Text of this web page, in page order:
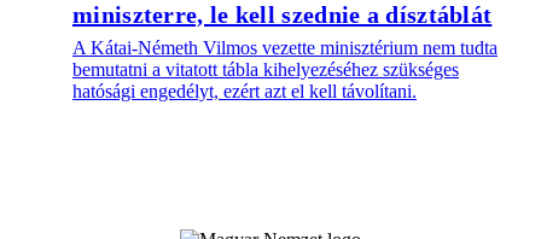
miniszterre, le kell szednie a dísztáblát
A Kátai-Németh Vilmos vezette minisztérium nem tudta
bemutatni a vitatott tábla kihelyezéséhez szükséges
hatósági engedélyt, ezért azt el kell távolítani.